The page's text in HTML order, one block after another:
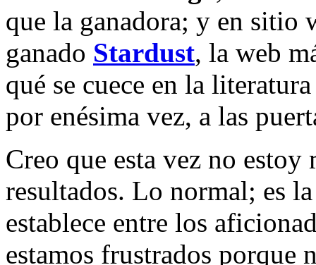
que la ganadora; y en sitio
ganado Stardust, la web
qué se cuece en la
por enésima vez, a las
Creo que esta vez no
resultados. Lo normal; es
establece entre los
estamos frustrados porque